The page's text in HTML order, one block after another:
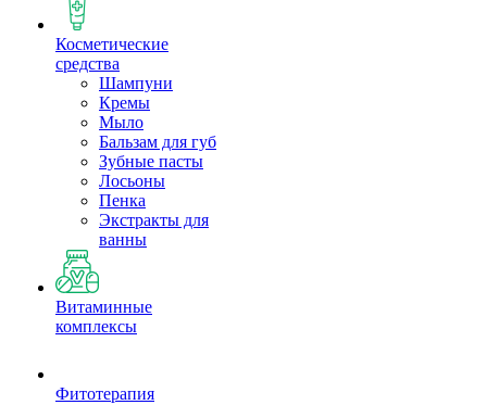
Косметические
средства
Шампуни
Кремы
Мыло
Бальзам для губ
Зубные пасты
Лосьоны
Пенка
Экстракты для
ванны
Витаминные
комплексы
Фитотерапия